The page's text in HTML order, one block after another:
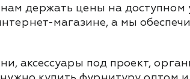
держать цены на
магазине, а мы
аксессуары под проект,